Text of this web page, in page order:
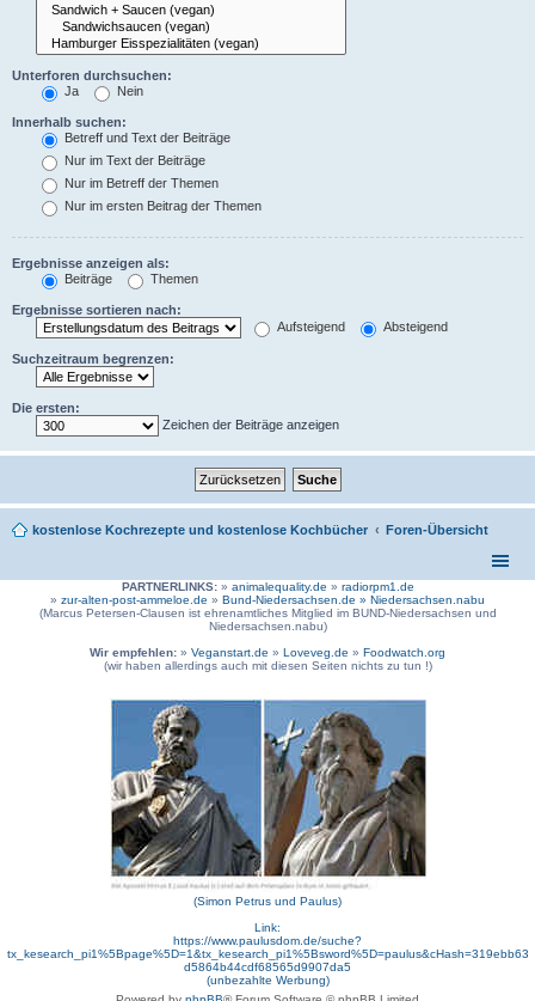
Unterforen durchsuchen:
Ja
Nein
Innerhalb suchen:
Betreff und Text der Beiträge
Nur im Text der Beiträge
Nur im Betreff der Themen
Nur im ersten Beitrag der Themen
Ergebnisse anzeigen als:
Beiträge
Themen
Ergebnisse sortieren nach:
Aufsteigend
Absteigend
Suchzeitraum begrenzen:
Die ersten:
Zeichen der Beiträge anzeigen
kostenlose Kochrezepte und kostenlose Kochbücher Foren-Übersicht
PARTNERLINKS:» animalequality.de » radiorpm1.de
» zur-alten-post-ammeloe.de » Bund-Niedersachsen.de » Niedersachsen.nabu
(Marcus Petersen-Clausen ist ehrenamtliches Mitglied im BUND-Niedersachsen und
Niedersachsen.nabu)
Wir empfehlen: » Veganstart.de » Loveveg.de » Foodwatch.org
(wir haben allerdings auch mit diesen Seiten nichts zu tun !)
(Simon Petrus und Paulus)
Link:
https://www.paulusdom.de/suche?
tx_kesearch_pi1%5Bpage%5D=1&tx_kesearch_pi1%5Bsword%5D=paulus&cHash=319ebb63
d5864b44cdf68565d9907da5
(unbezahlte Werbung)